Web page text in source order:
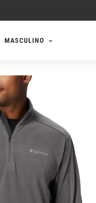
MASCULINO